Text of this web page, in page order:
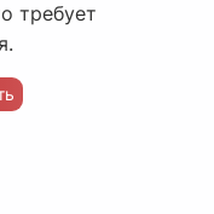
требует